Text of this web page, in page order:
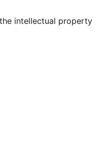
intellectual property